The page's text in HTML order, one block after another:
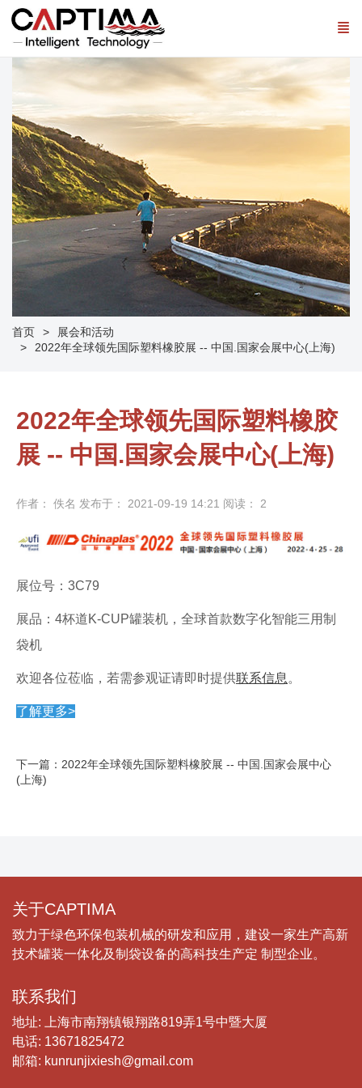
首页
展会和活动
2022年全球领先国际塑料橡胶展 -- 中国.国家会展中心(上海)
2022年全球领先国际塑料橡胶
展 -- 中国.国家会展中心(上海)
作者： 佚名 发布于： 2021-09-19 14:21 阅读： 2
展位号：3C79
展品：4杯道K-CUP罐装机，全球首款数字化智能三用制
袋机
欢迎各位莅临，若需参观证请即时提供联系信息 。
了解更多>
下一篇：2022年全球领先国际塑料橡胶展 -- 中国.国家会展中心
(上海)
关于CAPTIMA
致力于绿色环保包装机械的研发和应用，建设一家生产高新
技术罐装一体化及制袋设备的高科技生产定 制型企业。
联系我们
地址: 上海市南翔镇银翔路819弄1号中暨大厦
电话: 13671825472
邮箱: kunrunjixiesh@gmail.com